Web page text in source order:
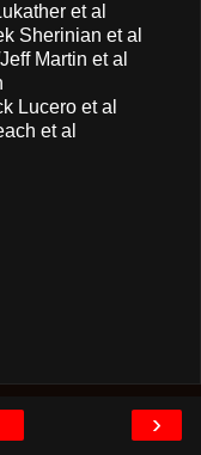
et al
Sherinian et al
Martin et al
Lucero et al
et al
›